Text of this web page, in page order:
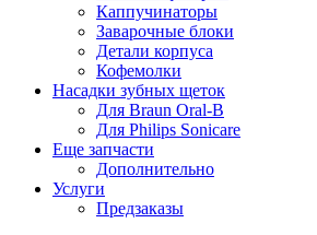
Каппучинаторы
Заварочные блоки
Детали корпуса
Кофемолки
Насадки зубных щеток
Для Braun Oral-B
Для Philips Sonicare
Еще запчасти
Дополнительно
Услуги
Предзаказы